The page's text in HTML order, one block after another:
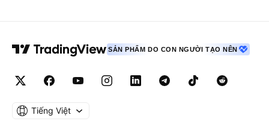
SẢN PHẨM DO CON NGƯỜI TẠO NÊN
Tiếng Việt